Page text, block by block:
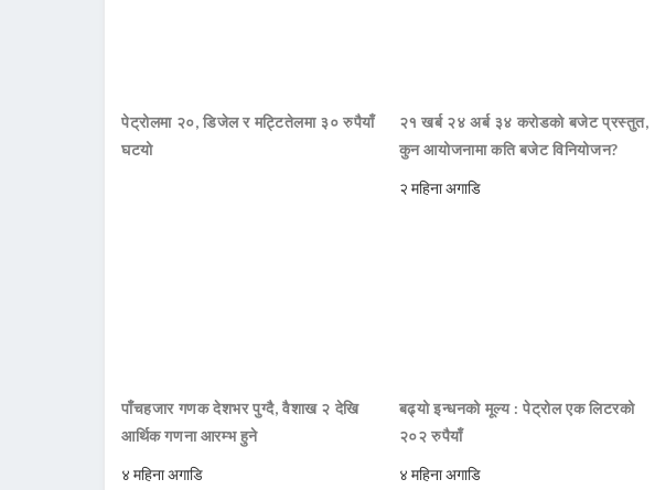
पेट्रोलमा २०, डिजेल र मट्टितेलमा ३० रुपैयाँ
घटयो
२१ खर्ब २४ अर्ब ३४ करोडको बजेट प्रस्तुत,
कुन आयोजनामा कति बजेट विनियोजन?
२ महिना अगाडि
पाँचहजार गणक देशभर पुग्दै, वैशाख २ देखि
आर्थिक गणना आरम्भ हुने
४ महिना अगाडि
बढ्यो इन्धनको मूल्य : पेट्रोल एक लिटरको
२०२ रुपैयाँ
४ महिना अगाडि